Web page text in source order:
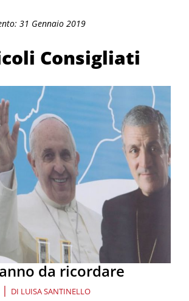
31 Gennaio 2019
Consigliati
da ricordare
| DI LUISA SANTINELLO